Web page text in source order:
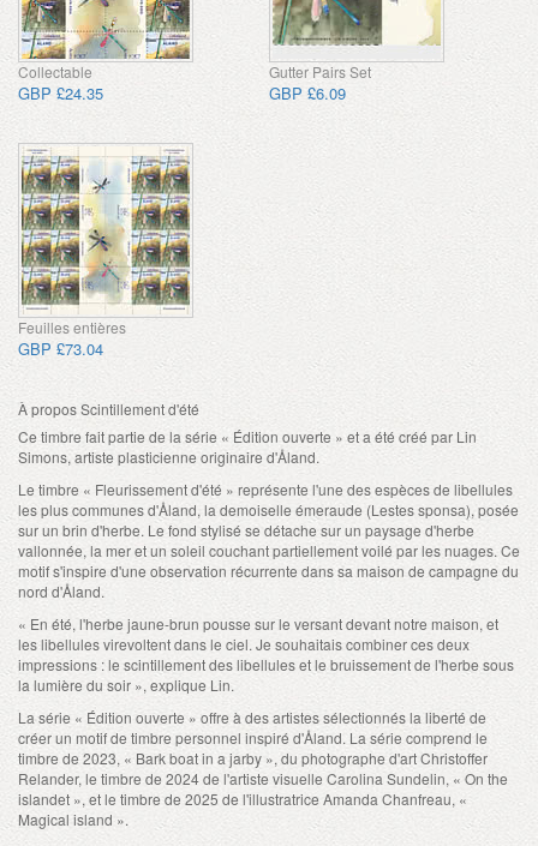
Collectable
GBP £24.35
Gutter Pairs Set
GBP £6.09
Feuilles entières
GBP £73.04
À propos Scintillement d'été
Ce timbre fait partie de la série « Édition ouverte » et a été créé par Lin
Simons, artiste plasticienne originaire d'Åland.
Le timbre « Fleurissement d'été » représente l'une des espèces de libellules
les plus communes d'Åland, la demoiselle émeraude (Lestes sponsa), posée
sur un brin d'herbe. Le fond stylisé se détache sur un paysage d'herbe
vallonnée, la mer et un soleil couchant partiellement voilé par les nuages. Ce
motif s'inspire d'une observation récurrente dans sa maison de campagne du
nord d'Åland.
« En été, l'herbe jaune-brun pousse sur le versant devant notre maison, et
les libellules virevoltent dans le ciel. Je souhaitais combiner ces deux
impressions : le scintillement des libellules et le bruissement de l'herbe sous
la lumière du soir », explique Lin.
La série « Édition ouverte » offre à des artistes sélectionnés la liberté de
créer un motif de timbre personnel inspiré d'Åland. La série comprend le
timbre de 2023, « Bark boat in a jarby », du photographe d'art Christoffer
Relander, le timbre de 2024 de l'artiste visuelle Carolina Sundelin, « On the
islandet », et le timbre de 2025 de l'illustratrice Amanda Chanfreau, «
Magical island ».